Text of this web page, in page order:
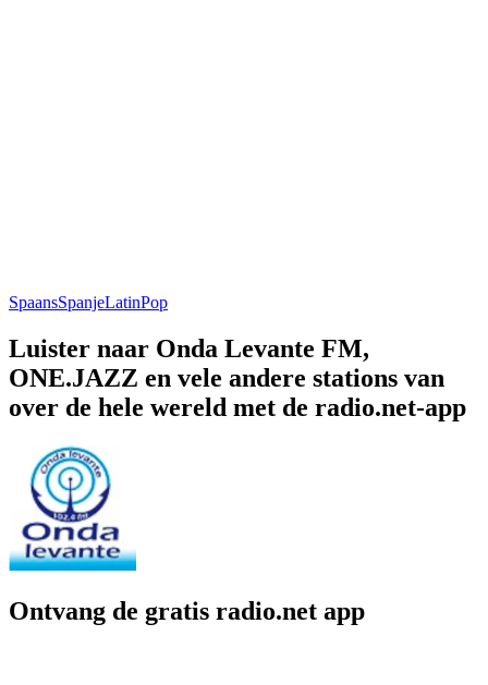
SpaansSpanjeLatinPop
Luister naar Onda Levante FM,
ONE.JAZZ en vele andere stations van
over de hele wereld met de radio.net-app
Ontvang de gratis radio.net app